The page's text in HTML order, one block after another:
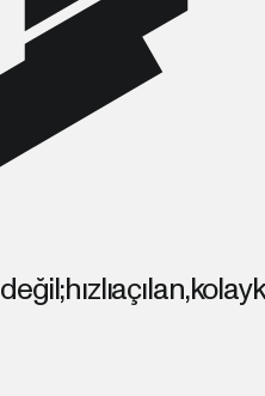
değil;hızlıaçılan,kolay